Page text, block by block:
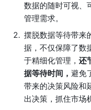
数据的随时可视、
管理需求。
摆脱数据等待带来
据，不仅保障了数
于精细化管理， 还
据等待时间， 避免
带来的决策风险和
出决策，抓住市场